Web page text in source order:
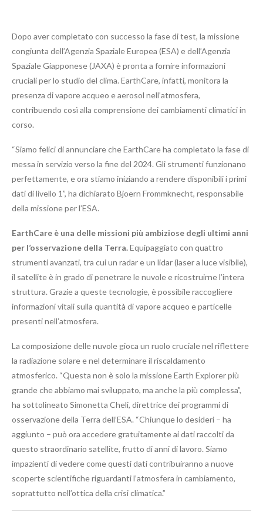
Dopo aver completato con successo la fase di test, la missione
congiunta dell’Agenzia Spaziale Europea (ESA) e dell’Agenzia
Spaziale Giapponese (JAXA) è pronta a fornire informazioni
cruciali per lo studio del clima. EarthCare, infatti, monitora la
presenza di vapore acqueo e aerosol nell’atmosfera,
contribuendo così alla comprensione dei cambiamenti climatici in
corso.
“Siamo felici di annunciare che EarthCare ha completato la fase di
messa in servizio verso la fine del 2024. Gli strumenti funzionano
perfettamente, e ora stiamo iniziando a rendere disponibili i primi
dati di livello 1”, ha dichiarato Bjoern Frommknecht, responsabile
della missione per l’ESA.
EarthCare è una delle missioni più ambiziose degli ultimi anni
per l’osservazione della Terra.Equipaggiato con quattro
strumenti avanzati, tra cui un radar e un lidar (laser a luce visibile),
il satellite è in grado di penetrare le nuvole e ricostruirne l’intera
struttura. Grazie a queste tecnologie, è possibile raccogliere
informazioni vitali sulla quantità di vapore acqueo e particelle
presenti nell’atmosfera.
La composizione delle nuvole gioca un ruolo cruciale nel riflettere
la radiazione solare e nel determinare il riscaldamento
atmosferico. “Questa non è solo la missione Earth Explorer più
grande che abbiamo mai sviluppato, ma anche la più complessa”,
ha sottolineato Simonetta Cheli, direttrice dei programmi di
osservazione della Terra dell’ESA. “Chiunque lo desideri – ha
aggiunto – può ora accedere gratuitamente ai dati raccolti da
questo straordinario satellite, frutto di anni di lavoro. Siamo
impazienti di vedere come questi dati contribuiranno a nuove
scoperte scientifiche riguardanti l’atmosfera in cambiamento,
soprattutto nell’ottica della crisi climatica.”